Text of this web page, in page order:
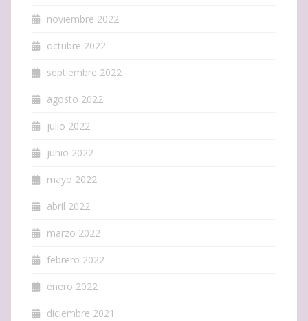
noviembre 2022
octubre 2022
septiembre 2022
agosto 2022
julio 2022
junio 2022
mayo 2022
abril 2022
marzo 2022
febrero 2022
enero 2022
diciembre 2021